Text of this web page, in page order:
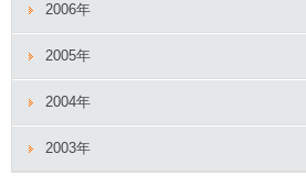
2006年
2005年
2004年
2003年